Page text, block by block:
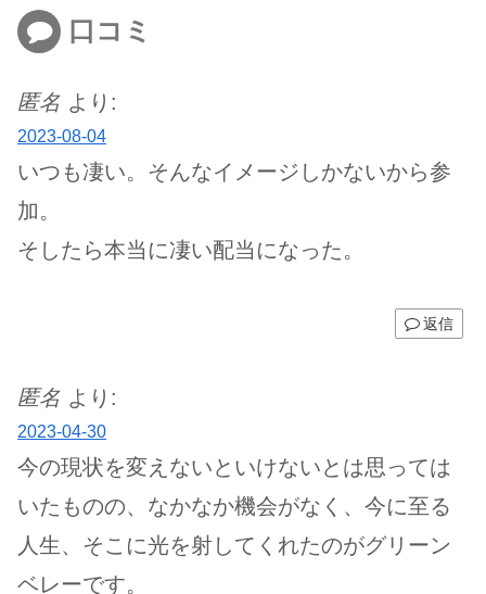
口コミ
匿名 より:
2023-08-04
いつも凄い。そんなイメージしかないから参
加。
そしたら本当に凄い配当になった。
返信
匿名 より:
2023-04-30
今の現状を変えないといけないとは思っては
いたものの、なかなか機会がなく、今に至る
人生、そこに光を射してくれたのがグリーン
ベレーです。